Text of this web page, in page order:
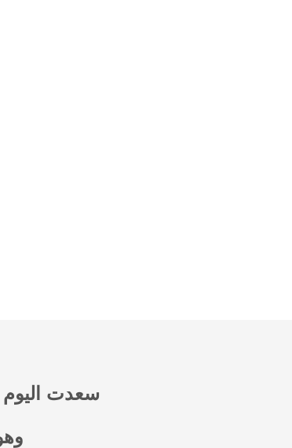
سعدت اليوم الثلاثاء 29 /10/2018 بزيارة الجمعية